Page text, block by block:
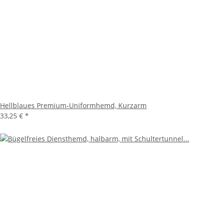
Hellblaues Premium-Uniformhemd, Kurzarm
33,25 € *